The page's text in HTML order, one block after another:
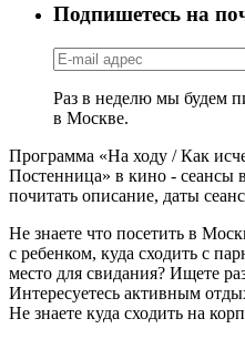
Подпишетесь на
Раз в неделю мы будем
в Москве.
Программа «На ходу / Как
Постенница» в кино - сеансы
почитать описание, даты
Не знаете что посетить в
с ребенком, куда сходить с
место для свидания? Ищете
Интересуетесь активным
Не знаете куда сходить на